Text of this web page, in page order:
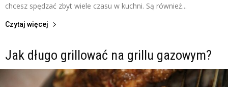
chcesz spędzać zbyt wiele czasu w kuchni. Są również...
Czytaj więcej
Jak długo grillować na grillu gazowym?